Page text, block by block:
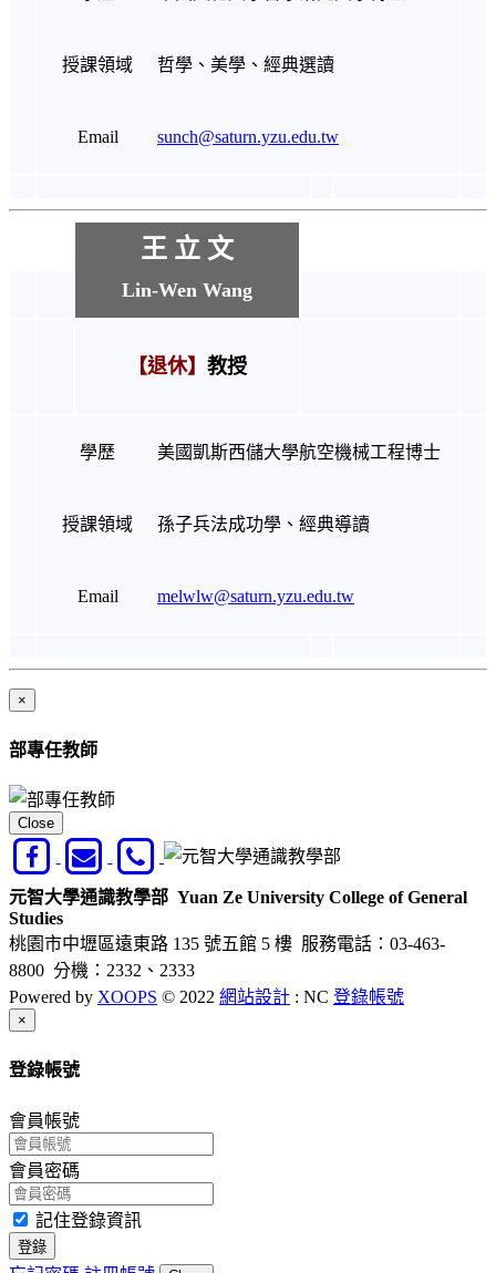
授課領域 哲學、美學 、 經典選讀
Email sunch@saturn.yzu.edu.tw
王 立 文
Lin-Wen Wang
【退休】 教授
學歷 美國凱斯西儲大學航空機械工程博士
授課領域 孫子兵法成功學、 經典導讀
Email melwlw@saturn.yzu.edu.tw
×
部專任教師
Close
元智大學通識教學部 Yuan Ze University College of General
Studies
桃園市中壢區遠東路 135 號五館 5 樓 服務電話：03-463-
8800 分機：2332、2333
Powered by XOOPS © 2022 網站設計 : NC 登錄帳號
×
登錄帳號
會員帳號
會員密碼
記住登錄資訊
登錄